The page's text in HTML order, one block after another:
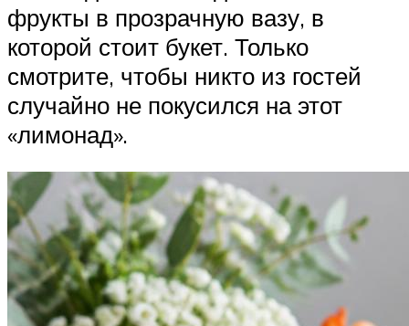
фрукты в прозрачную вазу, в
которой стоит букет. Только
смотрите, чтобы никто из гостей
случайно не покусился на этот
«лимонад».